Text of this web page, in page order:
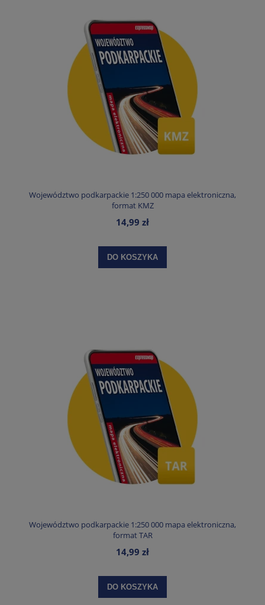
Województwo podkarpackie 1:250 000 mapa elektroniczna,
format KMZ
14,99 zł
DO KOSZYKA
Województwo podkarpackie 1:250 000 mapa elektroniczna,
format TAR
14,99 zł
DO KOSZYKA